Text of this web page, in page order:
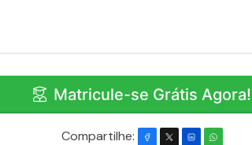
Matricule-se Grátis Agora!
Compartilhe: